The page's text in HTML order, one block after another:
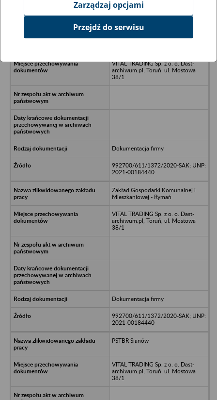
Ukryj wszystkie pozycje bazy
Zakład Remontowo-Budowlany -
VITAL TRADING Sp. z o. o. Dast-
archiwum.pl, Toruń, ul. Mostowa
38/1
Dokumentacja firmy
992700/611/1372/2020-SAK; UNP:
2021-00184440
Zakład Gospodarki Komunalnej i
Mieszkaniowej - Rymań
VITAL TRADING Sp. z o. o. Dast-
archiwum.pl, Toruń, ul. Mostowa
38/1
Dokumentacja firmy
992700/611/1372/2020-SAK; UNP:
2021-00184440
PSTBR Sianów
VITAL TRADING Sp. z o. o. Dast-
archiwum.pl, Toruń, ul. Mostowa
38/1
Zarządzaj opcjami
Przejdź do serwisu